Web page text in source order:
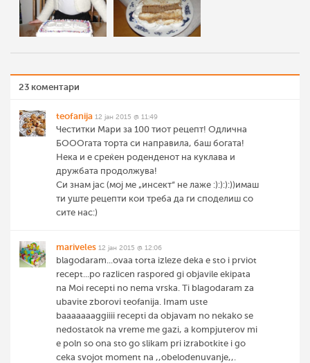
23 коментари
teofanija 12 јан 2015 @ 11:49
Честитки Мари за 100 тиот рецепт! Одлична
БОООгата торта си направила, баш богата!
Нека и е среќен роденденот на куклава и
дружбата продолжува!
Си знам јас (мој ме „инсект“ не лаже :):):):))имаш
ти уште рецепти кои треба да ги споделиш со
сите нас:)
mariveles 12 јан 2015 @ 12:06
blagodaram...ovaa torta izleze deka e sto i prviot
recept...po razlicen raspored gi objavile ekipata
na Moi recepti no nema vrska. Ti blagodaram za
ubavite zborovi teofanija. Imam uste
baaaaaaaggiiii recepti da objavam no nekako se
nedostatok na vreme me gazi, a kompjuterov mi
e poln so ona sto go slikam pri izrabotkite i go
ceka svojot moment na ,,obelodenuvanje,,.